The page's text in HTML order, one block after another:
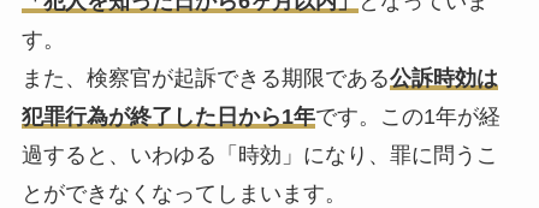
す。
また、検察官が起訴できる期限である公訴時効は
犯罪行為が終了した日から1年です。この1年が経
過すると、いわゆる「時効」になり、罪に問うこ
とができなくなってしまいます。